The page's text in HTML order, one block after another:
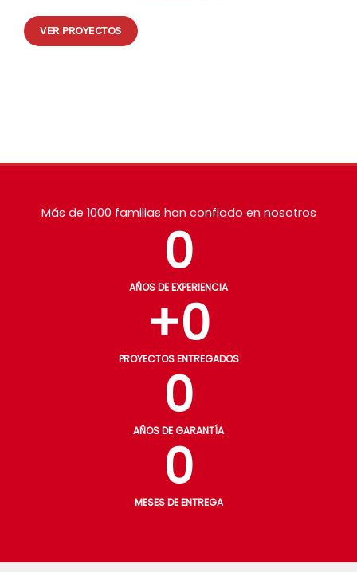
VER PROYECTOS
Más de 1000 familias han confiado en nosotros
AÑOS DE EXPERIENCIA
0
PROYECTOS ENTREGADOS
+0
AÑOS DE GARANTÍA
0
MESES DE ENTREGA
0